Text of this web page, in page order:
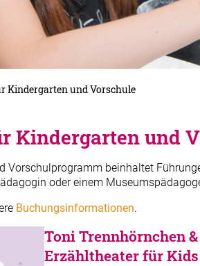
Kindergarten und Vorschule
Kindergarten und
Vorschulprogramm beinhaltet
oder einem
Buchungsinformationen.
Toni Trennhörnchen
Erzähltheater für Kids